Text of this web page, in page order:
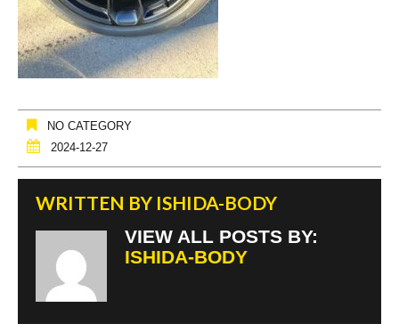
NO CATEGORY
2024-12-27
WRITTEN BY ISHIDA-BODY
VIEW ALL POSTS BY:
ISHIDA-BODY